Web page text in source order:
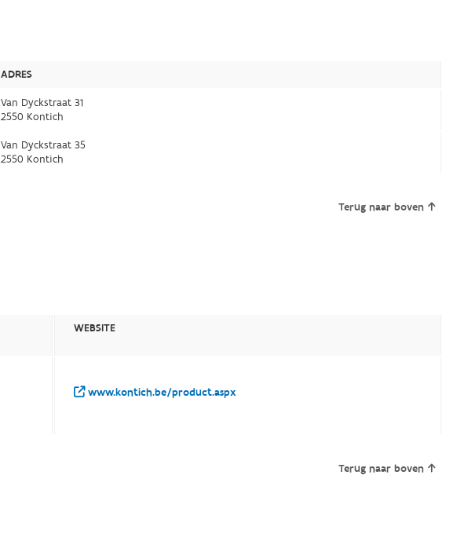
ADRES
Van Dyckstraat 31
2550 Kontich
Van Dyckstraat 35
2550 Kontich
Terug naar boven
WEBSITE
www.kontich.be/product.aspx
Terug naar boven